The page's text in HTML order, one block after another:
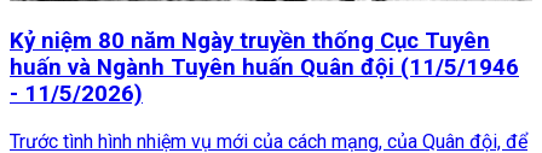
Kỷ niệm 80 năm Ngày truyền thống Cục Tuyên
huấn và Ngành Tuyên huấn Quân đội (11/5/1946
- 11/5/2026)
Trước tình hình nhiệm vụ mới của cách mạng, của Quân đội, để